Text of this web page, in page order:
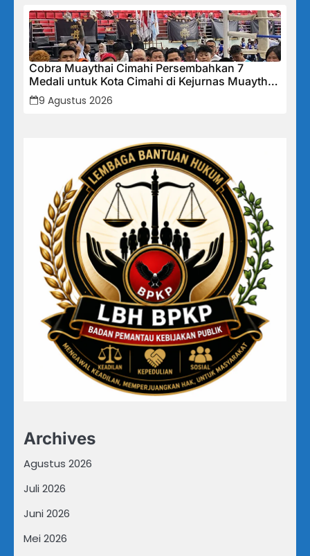
Cobra Muaythai Cimahi Persembahkan 7
Medali untuk Kota Cimahi di Kejurnas Muaythai
Indonesia 2026
9 Agustus 2026
Archives
Agustus 2026
Juli 2026
Juni 2026
Mei 2026